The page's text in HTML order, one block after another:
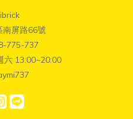
南屏路66號
775-737
六 13:00~20:00